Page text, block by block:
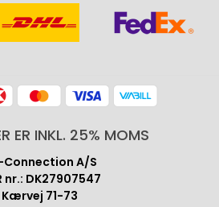
ER INKL. 25% MOMS
Connection A/S
nr.: DK27907547
Kærvej 71-73